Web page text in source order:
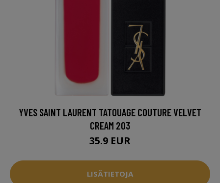
YVES SAINT LAURENT TATOUAGE COUTURE VELVET
CREAM 203
35.9 EUR
LISÄTIETOJA